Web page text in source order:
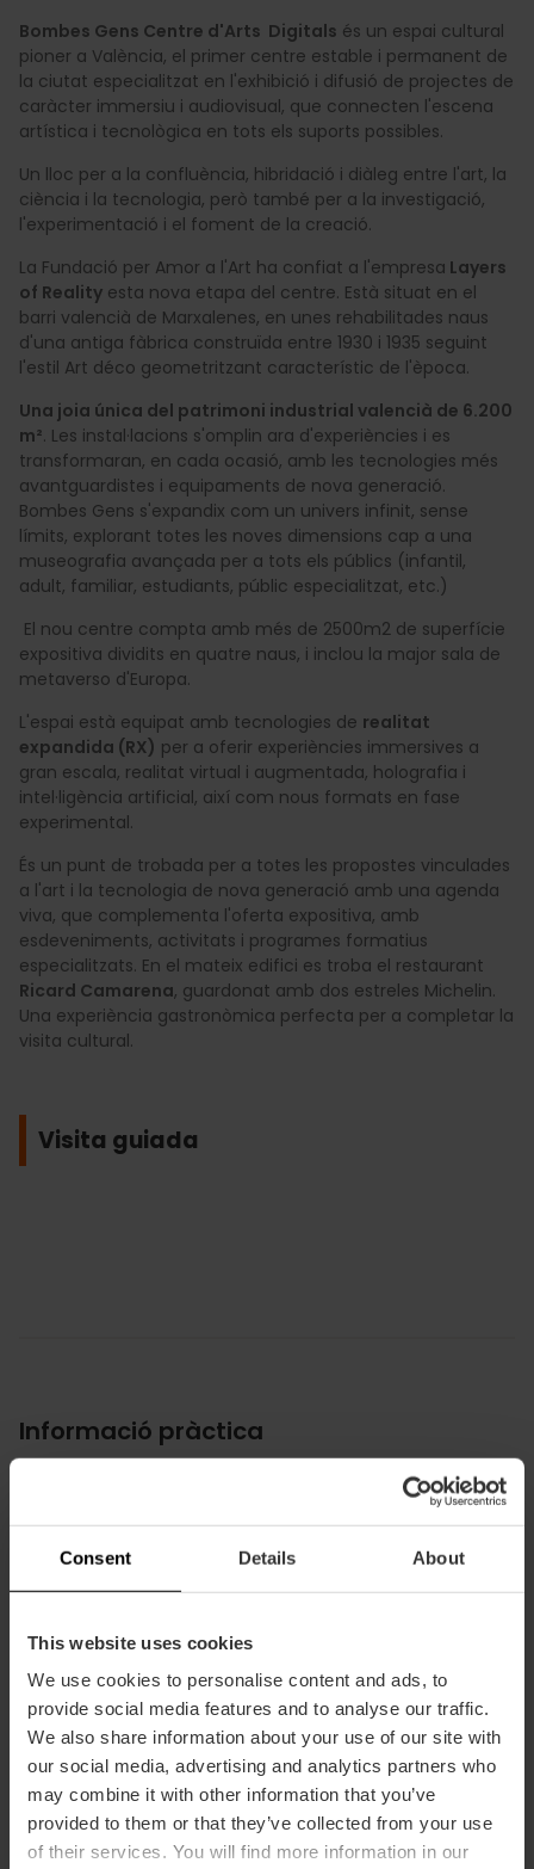
Consent Details About
This website uses cookies
We use cookies to personalise content and ads, to
provide social media features and to analyse our traffic.
We also share information about your use of our site with
our social media, advertising and analytics partners who
may combine it with other information that you’ve
provided to them or that they’ve collected from your use
of their services. You will find more information in our
Bombes Gens Centre d'Arts Digitals és un espai cultural
pioner a València, el primer centre estable i permanent de
la ciutat especialitzat en l'exhibició i difusió de projectes de
caràcter immersiu i audiovisual, que connecten l'escena
artística i tecnològica en tots els suports possibles.
Un lloc per a la confluència, hibridació i diàleg entre l'art, la
ciència i la tecnologia, però també per a la investigació,
l'experimentació i el foment de la creació.
La Fundació per Amor a l'Art ha confiat a l'empresa Layers
of Reality esta nova etapa del centre. Està situat en el
barri valencià de Marxalenes, en unes rehabilitades naus
d'una antiga fàbrica construïda entre 1930 i 1935 seguint
l'estil Art déco geometritzant característic de l'època.
Una joia única del patrimoni industrial valencià de 6.200
m². Les instal·lacions s'omplin ara d'experiències i es
transformaran, en cada ocasió, amb les tecnologies més
avantguardistes i equipaments de nova generació.
Bombes Gens s'expandix com un univers infinit, sense
límits, explorant totes les noves dimensions cap a una
museografia avançada per a tots els públics (infantil,
adult, familiar, estudiants, públic especialitzat, etc.)
El nou centre compta amb més de 2500m2 de superfície
expositiva dividits en quatre naus, i inclou la major sala de
metaverso d'Europa.
L'espai està equipat amb tecnologies de realitat
expandida (RX) per a oferir experiències immersives a
gran escala, realitat virtual i augmentada, holografia i
intel·ligència artificial, així com nous formats en fase
experimental.
És un punt de trobada per a totes les propostes vinculades
a l'art i la tecnologia de nova generació amb una agenda
viva, que complementa l'oferta expositiva, amb
esdeveniments, activitats i programes formatius
especialitzats. En el mateix edifici es troba el restaurant
Ricard Camarena, guardonat amb dos estreles Michelin.
Una experiència gastronòmica perfecta per a completar la
visita cultural.
Visita guiada
Informació pràctica
10:00 - 21:00
Dies de tancament
Dimarts
Tancat del 31 de desembre a febrer de 2024
Dilluns i dimarts: tancat
L’última entrada al centre s’efectuarà 15 minuts
abans del tancamen
Tickets